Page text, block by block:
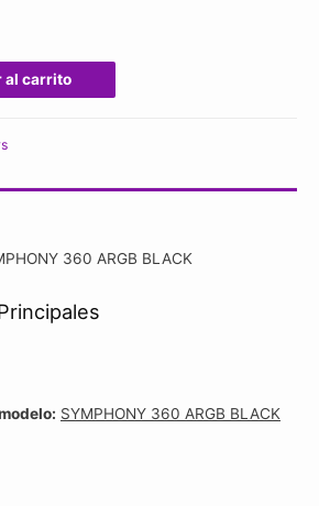
al carrito
360 ARGB BLACK
SYMPHONY 360 ARGB BLACK